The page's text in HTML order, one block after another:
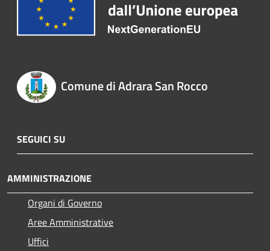
Comune di Adrara San Rocco
SEGUICI SU
AMMINISTRAZIONE
Organi di Governo
Aree Amministrative
Uffici